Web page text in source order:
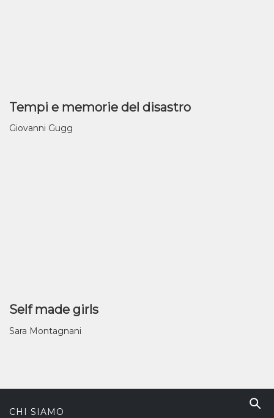
Tempi e memorie del disastro
Giovanni Gugg
Self made girls
Sara Montagnani
CHI SIAMO